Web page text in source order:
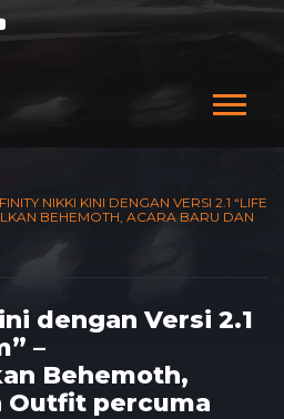
NIKKI KINI DENGAN VERSI 2.1 “LIFE
BEHEMOTH, ACARA BARU DAN
dengan Versi 2.1
–
Behemoth,
Outfit percuma